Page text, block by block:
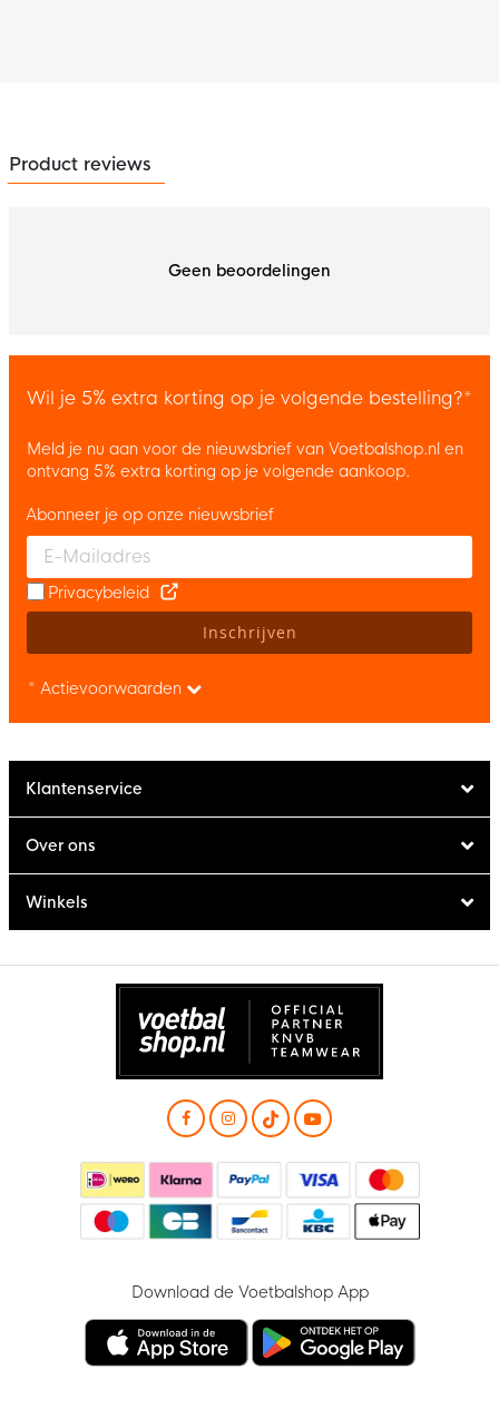
Product reviews
Geen beoordelingen
Wil je 5% extra korting op je volgende bestelling?*
Meld je nu aan voor de nieuwsbrief van Voetbalshop.nl en
ontvang 5% extra korting op je volgende aankoop.
Enter your email and accept the privacy policy to subscribe to
Abonneer je op onze nieuwsbrief
Privacybeleid
Inschrijven
* Actievoorwaarden
Klantenservice
Over ons
Winkels
Download de Voetbalshop App